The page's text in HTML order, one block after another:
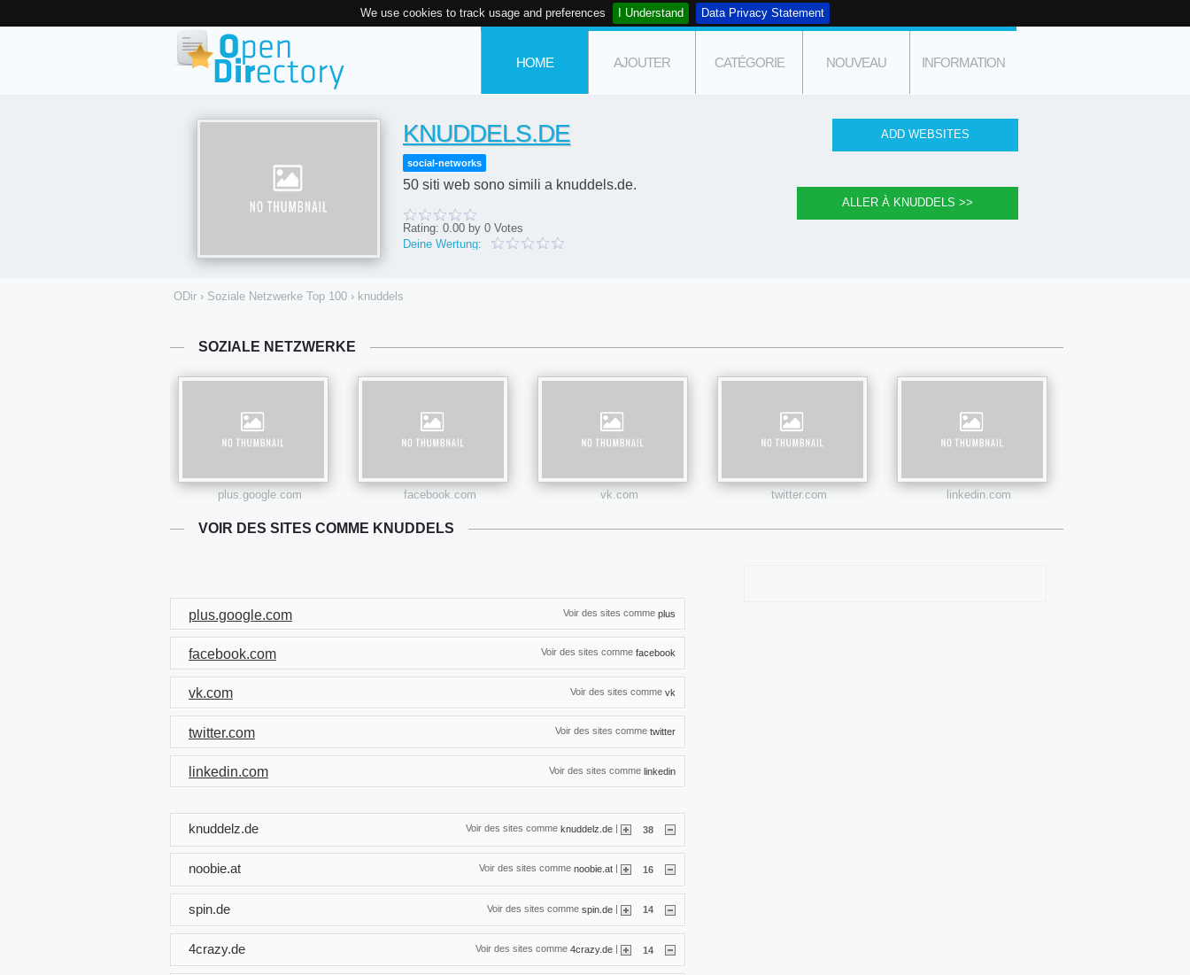
We use cookies to track usage and preferences I Understand Data Privacy Statement
HOME AJOUTER CATÉGORIE NOUVEAU INFORMATION
KNUDDELS.DE
social-networks
50 siti web sono simili a knuddels.de.
Rating: 0.00 by 0 Votes
Deine Wertung:
ODir › Soziale Netzwerke Top 100 › knuddels
SOZIALE NETZWERKE
plus.google.com facebook.com vk.com twitter.com linkedin.com
VOIR DES SITES COMME KNUDDELS
Voir des sites comme plus
plus.google.com
Voir des sites comme facebook
facebook.com
Voir des sites comme vk
vk.com
Voir des sites comme twitter
twitter.com
Voir des sites comme linkedin
linkedin.com
Voir des sites comme knuddelz.de | 38
knuddelz.de
Voir des sites comme noobie.at 16
noobie.at
Voir des sites comme spin.de | 14
spin.de
Voir des sites comme 4crazy.de | 14
4crazy.de